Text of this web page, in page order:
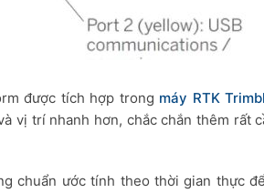
được tích hợp trong máy RTK
vị trí nhanh hơn, chắc chắn thêm rất
chuẩn ước tính theo thời gian thực